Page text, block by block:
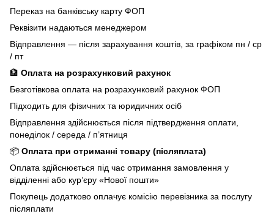
Переказ на банківську карту ФОП
Реквізити надаються менеджером
Відправлення — після зарахування коштів, за графіком пн / ср
/ пт
🏦 Оплата на розрахунковий рахунок
Безготівкова оплата на розрахунковий рахунок ФОП
Підходить для фізичних та юридичних осіб
Відправлення здійснюється після підтвердження оплати,
понеділок / середа / п’ятниця
📦 Оплата при отриманні товару (післяплата)
Оплата здійснюється під час отримання замовлення у
відділенні або кур’єру «Нової пошти»
Покупець додатково оплачує комісію перевізника за послугу
післяплати